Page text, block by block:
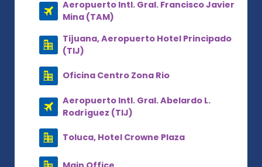
Aeropuerto Intl. Gral. Francisco Javier
Mina (TAM)
Tijuana, Aeropuerto Hotel Principado
(TIJ)
Oficina Centro Zona Rio
Aeropuerto Intl. Gral. Abelardo L.
Rodríguez (TIJ)
Toluca, Hotel Crowne Plaza